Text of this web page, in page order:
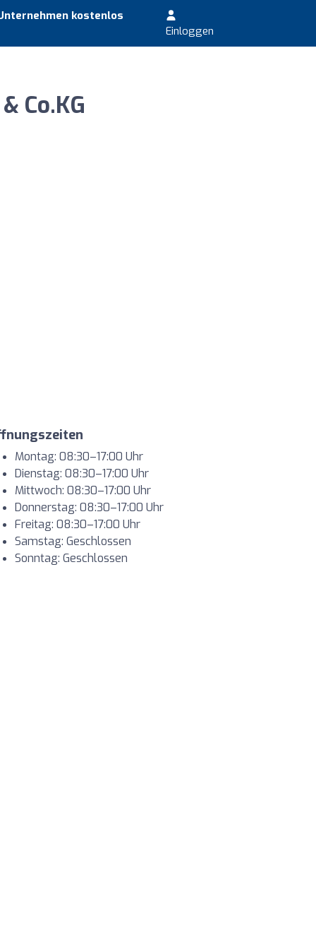
kostenlos
Einloggen
Co.KG
Montag: 08:30–17:00 Uhr
Dienstag: 08:30–17:00 Uhr
Mittwoch: 08:30–17:00 Uhr
Donnerstag: 08:30–17:00 Uhr
Freitag: 08:30–17:00 Uhr
Samstag: Geschlossen
Sonntag: Geschlossen